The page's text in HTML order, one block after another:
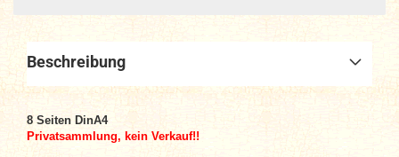
Beschreibung
8 Seiten DinA4
Privatsammlung, kein Verkauf!!